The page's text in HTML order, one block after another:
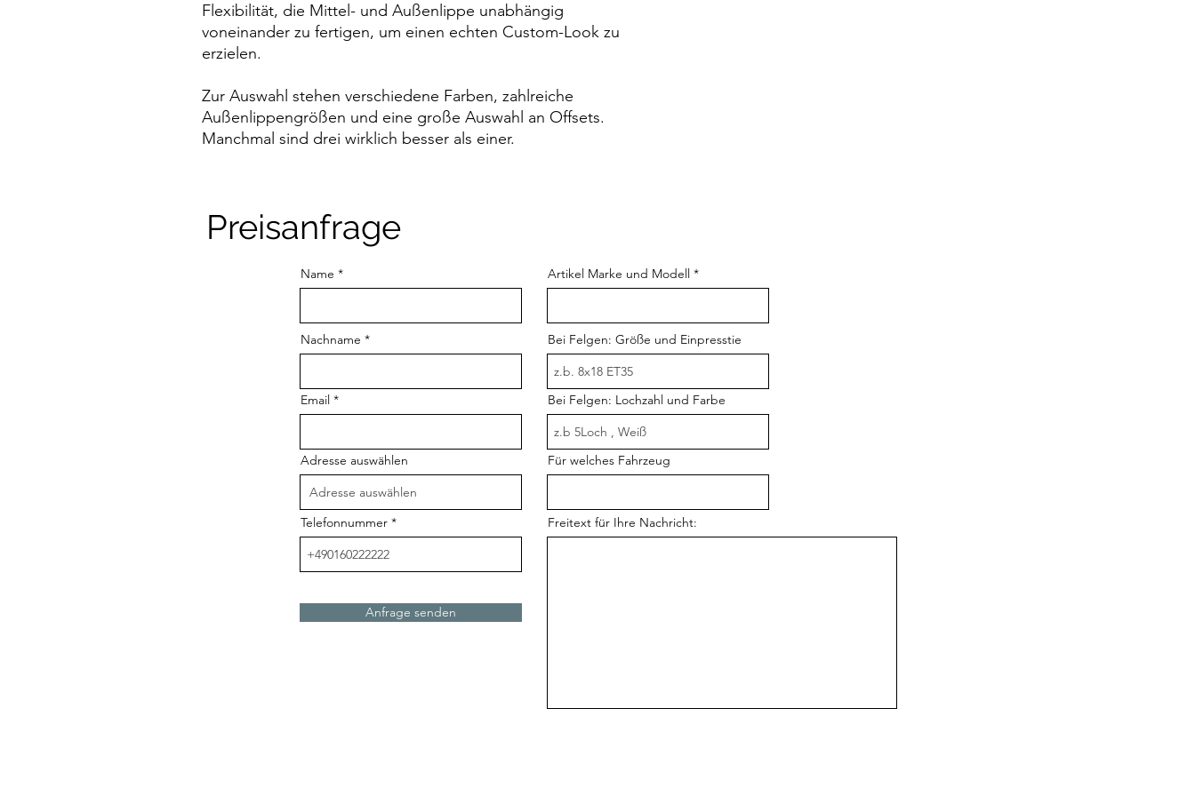
Flexibilität, die Mittel- und Außenlippe unabhängig
voneinander zu fertigen, um einen echten Custom-Look zu
erzielen.
Zur Auswahl stehen verschiedene Farben, zahlreiche
Außenlippengrößen und eine große Auswahl an Offsets.
Manchmal sind drei wirklich besser als einer.
Preisanfrage
Name
Nachname
Email
Adresse auswählen
Telefonnummer
Anfrage senden
Artikel Marke und Modell
Bei Felgen: Größe und Einpresstie
Bei Felgen: Lochzahl und Farbe
Für welches Fahrzeug
Freitext für Ihre Nachricht: